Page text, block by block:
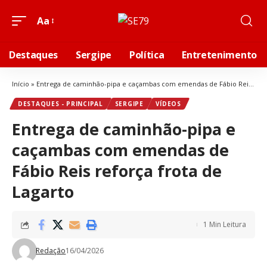
Aa
Destaques Sergipe Política Entretenimento
Início » Entrega de caminhão-pipa e caçambas com emendas de Fábio Reis reforça frota de Lagarto
DESTAQUES - PRINCIPAL SERGIPE VÍDEOS
Entrega de caminhão-pipa e
caçambas com emendas de
Fábio Reis reforça frota de
Lagarto
Redação16/04/2026
1 Min Leitura